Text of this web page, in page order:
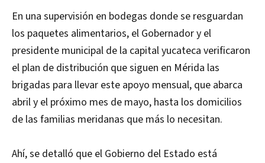
En una supervisión en bodegas donde se resguardan
los paquetes alimentarios, el Gobernador y el
presidente municipal de la capital yucateca verificaron
el plan de distribución que siguen en Mérida las
brigadas para llevar este apoyo mensual, que abarca
abril y el próximo mes de mayo, hasta los domicilios
de las familias meridanas que más lo necesitan.
Ahí, se detalló que el Gobierno del Estado está